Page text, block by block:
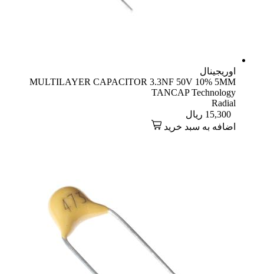
اوریجینال
MULTILAYER CAPACITOR 3.3NF 50V 10% 5MM
TANCAP Technology
Radial
15,300 ریال
اضافه به سبد خرید